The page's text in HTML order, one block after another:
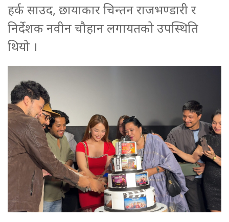
हर्क साउद, छायाकार चिन्तन राजभण्डारी र
निर्देशक नवीन चौहान लगायतको उपस्थिति
थियो ।